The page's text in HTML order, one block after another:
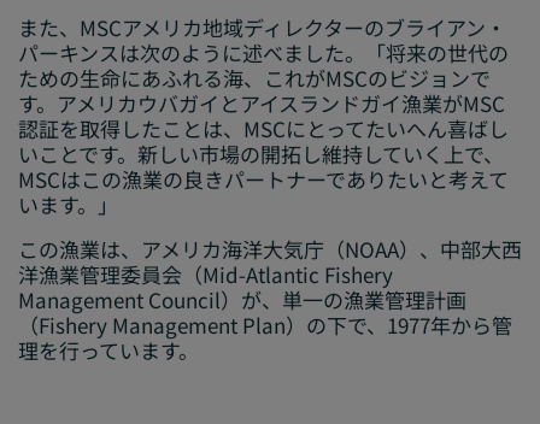
また、MSCアメリカ地域ディレクターのブライアン・
パーキンスは次のように述べました。「将来の世代の
ための生命にあふれる海、これがMSCのビジョンで
す。アメリカウバガイとアイスランドガイ漁業がMSC
認証を取得したことは、MSCにとってたいへん喜ばし
いことです。新しい市場の開拓し維持していく上で、
MSCはこの漁業の良きパートナーでありたいと考えて
います。」
この漁業は、アメリカ海洋大気庁（NOAA）、中部大西
洋漁業管理委員会（Mid-Atlantic Fishery
Management Council）が、単一の漁業管理計画
（Fishery Management Plan）の下で、1977年から管
理を行っています。